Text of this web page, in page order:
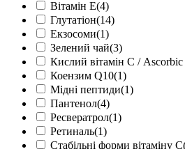
Вітамін Е(4)
Глутатіон(14)
Екзосоми(1)
Зелений чай(3)
Кислий вітамін С /
Коензим Q10(1)
Мідні пептиди(1)
Пантенол(4)
Ресвератрол(1)
Ретиналь(1)
Стабільні форми вітаміну С